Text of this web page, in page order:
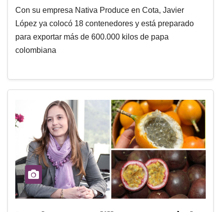
Con su empresa Nativa Produce en Cota, Javier
López ya colocó 18 contenedores y está preparado
para exportar más de 600.000 kilos de papa
colombiana